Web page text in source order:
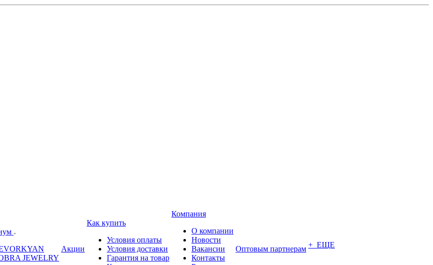
JEWELRY
Акции
Как купить
Условия оплаты
Условия доставки
Гарантия на товар
Компания
О компании
Новости
Вакансии
Контакты
Оптовым партнерам + ЕЩЕ